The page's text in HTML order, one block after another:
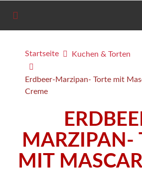
Startseite Kuchen & Torten
Erdbeer-Marzipan- Torte mit
Creme
MARZIPAN-
MIT